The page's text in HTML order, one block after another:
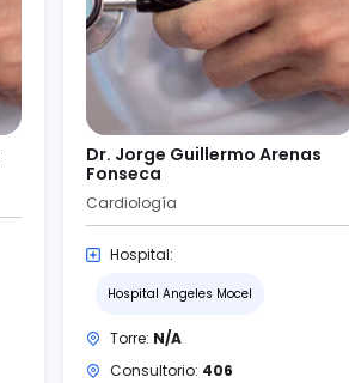
Dr. Jorge Guillermo Arenas
Fonseca
Cardiología
Hospital:
Hospital Angeles Mocel
Torre: N/A
Consultorio: 406